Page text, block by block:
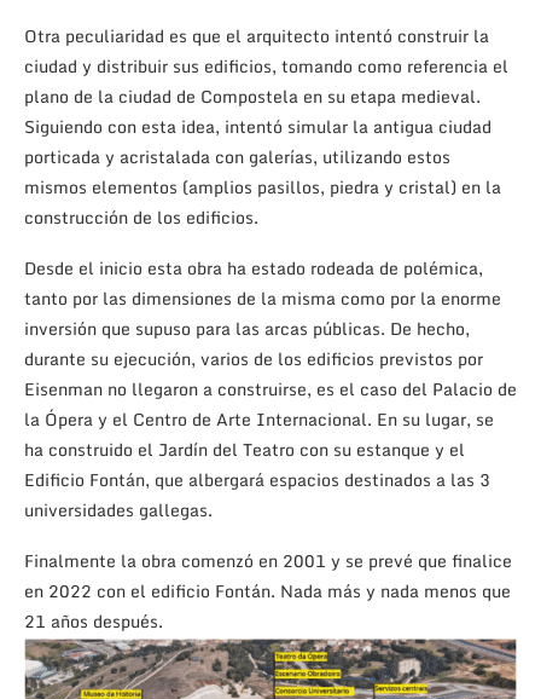
Otra peculiaridad es que el arquitecto intentó construir la
ciudad y distribuir sus edificios, tomando como referencia el
plano de la ciudad de Compostela en su etapa medieval.
Siguiendo con esta idea, intentó simular la antigua ciudad
porticada y acristalada con galerías, utilizando estos
mismos elementos (amplios pasillos, piedra y cristal) en la
construcción de los edificios.
Desde el inicio esta obra ha estado rodeada de polémica,
tanto por las dimensiones de la misma como por la enorme
inversión que supuso para las arcas públicas. De hecho,
durante su ejecución, varios de los edificios previstos por
Eisenman no llegaron a construirse, es el caso del Palacio de
la Ópera y el Centro de Arte Internacional. En su lugar, se
ha construido el Jardín del Teatro con su estanque y el
Edificio Fontán, que albergará espacios destinados a las 3
universidades gallegas.
Finalmente la obra comenzó en 2001 y se prevé que finalice
en 2022 con el edificio Fontán. Nada más y nada menos que
21 años después.